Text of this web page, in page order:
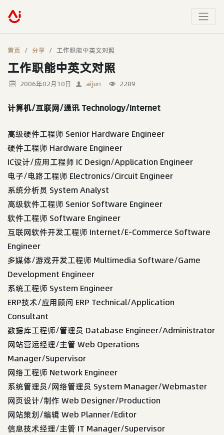
首页 分享 工作职能中英文对照
工作职能中英文对照
2006年02月10日 aijun 2289
计算机/互联网/通讯 Technology/Internet
高级硬件工程师 Senior Hardware Engineer
硬件工程师 Hardware Engineer
IC设计/应用工程师 IC Design/Application Engineer
电子/电路工程师 Electronics/Circuit Engineer
系统分析员 System Analyst
高级软件工程师 Senior Software Engineer
软件工程师 Software Engineer
互联网软件开发工程师 Internet/E-Commerce Software
Engineer
多媒体/游戏开发工程师 Multimedia Software/Game
Development Engineer
系统工程师 System Engineer
ERP技术/应用顾问 ERP Technical/Application
Consultant
数据库工程师/管理员 Database Engineer/Administrator
网站营运经理/主管 Web Operations
Manager/Supervisor
网络工程师 Network Engineer
系统管理员/网络管理员 System Manager/Webmaster
网页设计/制作 Web Designer/Production
网站策划/编辑 Web Planner/Editor
信息技术经理/主管 IT Manager/Supervisor